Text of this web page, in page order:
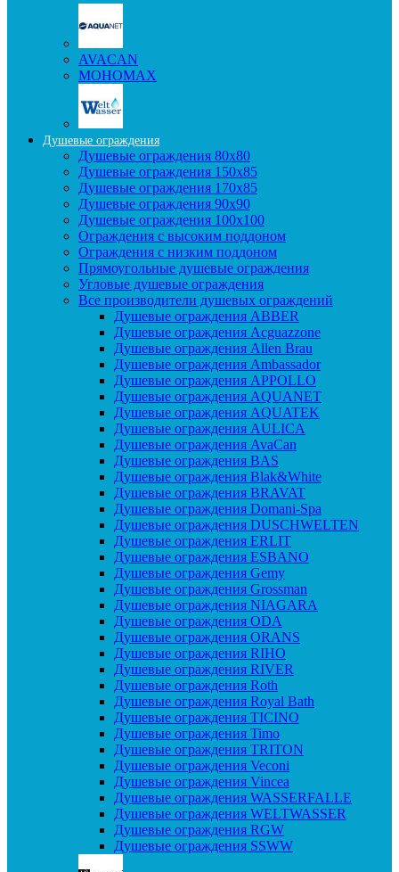
AVACAN
МОНОМАХ
Душевые ограждения
Душевые ограждения 80x80
Душевые ограждения 150x85
Душевые ограждения 170x85
Душевые ограждения 90x90
Душевые ограждения 100x100
Ограждения с высоким поддоном
Ограждения с низким поддоном
Прямоугольные душевые ограждения
Угловые душевые ограждения
Все производители душевых ограждений
Душевые ограждения ABBER
Душевые ограждения Acguazzone
Душевые ограждения Allen Brau
Душевые ограждения Ambassador
Душевые ограждения APPOLLO
Душевые ограждения AQUANET
Душевые ограждения AQUATEK
Душевые ограждения AULICA
Душевые ограждения AvaCan
Душевые ограждения BAS
Душевые ограждения Blak&White
Душевые ограждения BRAVAT
Душевые ограждения Domani-Spa
Душевые ограждения DUSCHWELTEN
Душевые ограждения ERLIT
Душевые ограждения ESBANO
Душевые ограждения Gemy
Душевые ограждения Grossman
Душевые ограждения NIAGARA
Душевые ограждения ODA
Душевые ограждения ORANS
Душевые ограждения RIHO
Душевые ограждения RIVER
Душевые ограждения Roth
Душевые ограждения Royal Bath
Душевые ограждения TICINO
Душевые ограждения Timo
Душевые ограждения TRITON
Душевые ограждения Veconi
Душевые ограждения Vincea
Душевые ограждения WASSERFALLE
Душевые ограждения WELTWASSER
Душевые ограждения RGW
Душевые ограждения SSWW